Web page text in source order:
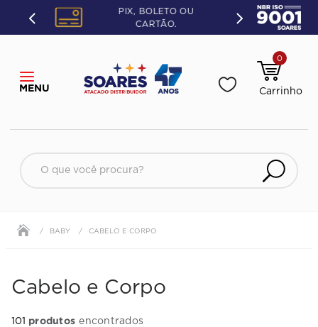
PIX, BOLETO OU
CARTÃO.
0
O que você procura?
BABY CABELO E CORPO
Cabelo e Corpo
101 produtos